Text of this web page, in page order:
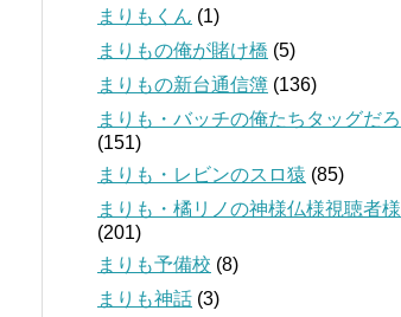
まりもくん (1)
まりもの俺が賭け橋 (5)
まりもの新台通信簿 (136)
まりも・バッチの俺たちタッグだろ
(151)
まりも・レビンのスロ猿 (85)
まりも・橘リノの神様仏様視聴者様
(201)
まりも予備校 (8)
まりも神話 (3)